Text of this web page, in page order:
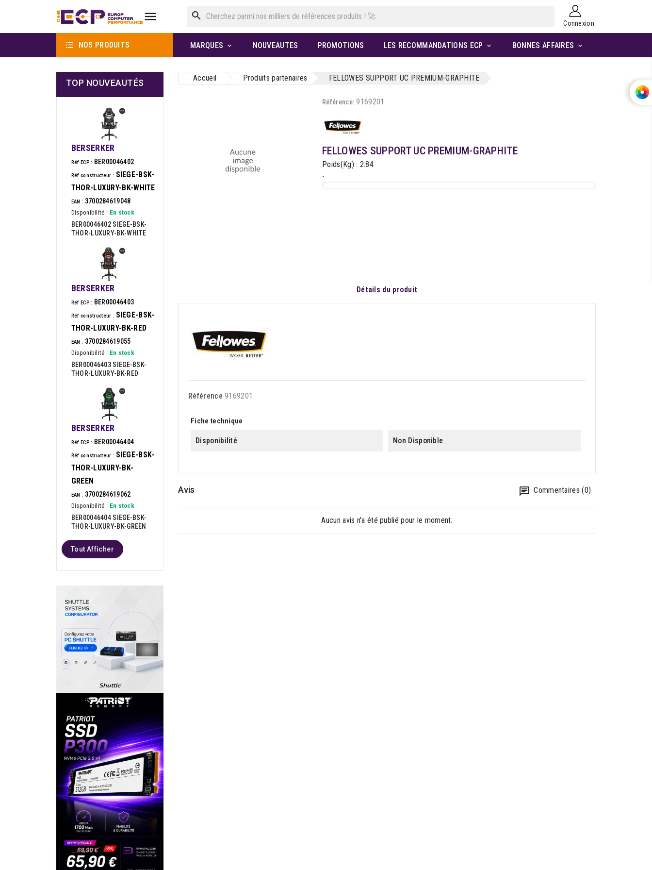
 search
Connexion
 NOS PRODUITS MARQUES  NOUVEAUTES PROMOTIONS LES RECOMMANDATIONS ECP  BONNES AFFAIRES 
TOP NOUVEAUTÉS
BERSERKER
Réf ECP : BER00046402
Réf constructeur : SIEGE-BSK-
THOR-LUXURY-BK-WHITE
EAN : 3700284619048
Disponibilité : En stock
BER00046402 SIEGE-BSK-
THOR-LUXURY-BK-WHITE
BERSERKER
Réf ECP : BER00046403
Réf constructeur : SIEGE-BSK-
THOR-LUXURY-BK-RED
EAN : 3700284619055
Disponibilité : En stock
BER00046403 SIEGE-BSK-
THOR-LUXURY-BK-RED
BERSERKER
Réf ECP : BER00046404
Réf constructeur : SIEGE-BSK-
THOR-LUXURY-BK-
GREEN
EAN : 3700284619062
Disponibilité : En stock
BER00046404 SIEGE-BSK-
THOR-LUXURY-BK-GREEN
Tout Afficher
Accueil Produits partenaires FELLOWES SUPPORT UC PREMIUM-GRAPHITE
Référence: 9169201
FELLOWES SUPPORT UC PREMIUM-GRAPHITE
Poids(Kg) : 2.84
-
Détails du produit
Référence 9169201
Fiche technique
Disponibilité Non Disponible
Avis Commentaires (0)
Aucun avis n'a été publié pour le moment.